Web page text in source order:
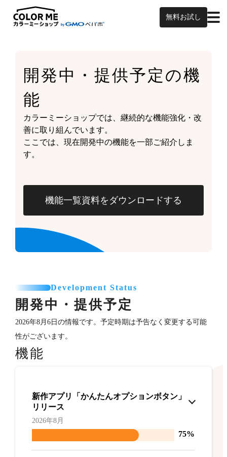
無料お試し
開発中・提供予定の機
能
カラーミーショップでは、継続的な機能強化・改
善に取り組んでいます。
ここでは、現在開発中の機能を一部ご紹介しま
す。
機能一覧資料をダウンロードする
Development Status
開発中・提供予定
2026年8月6日の情報です。予定時期は予告なく変更する可能
性がございます。
機能
新作アプリ「かんたんオプションボタン」
リリース
2026年8月
75%